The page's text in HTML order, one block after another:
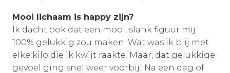
Mooi lichaam is happy zijn?
Ik dacht ook dat een mooi, slank figuur mij
100% gelukkig zou maken. Wat was ik blij met
elke kilo die ik kwijt raakte. Maar, dat gelukkige
gevoel ging snel weer voorbij! Na een dag of